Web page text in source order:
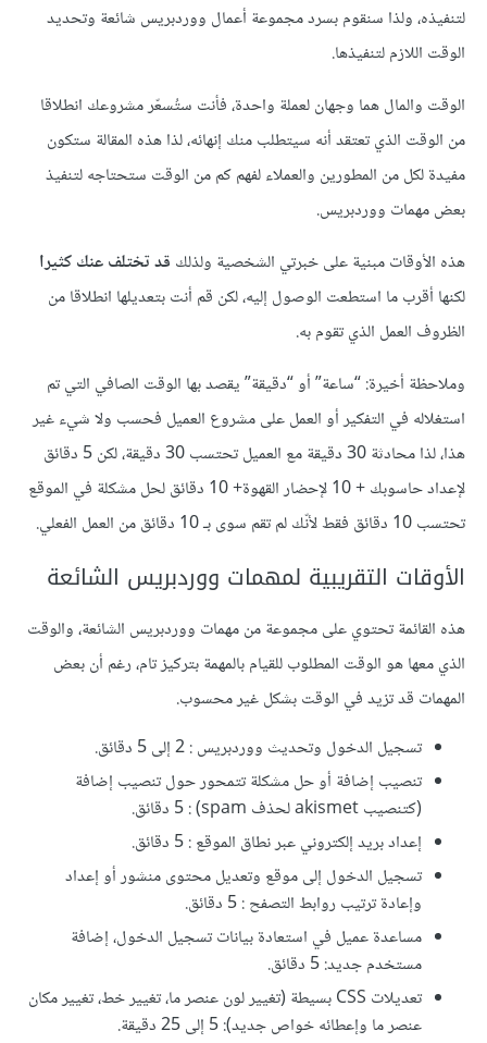
لتنفيذه، ولذا سنقوم بسرد مجموعة أعمال ووردبريس شائعة وتحديد
الوقت اللازم لتنفيذها.
الوقت والمال هما وجهان لعملة واحدة، فأنت ستُسعّر مشروعك انطلاقا
من الوقت الذي تعتقد أنه سيتطلب منك إنهائه، لذا هذه المقالة ستكون
مفيدة لكل من المطورين والعملاء لفهم كم من الوقت ستحتاجه لتنفيذ
بعض مهمات ووردبريس.
هذه الأوقات مبنية على خبرتي الشخصية ولذلك قد تختلف عنك كثيرا
لكنها أقرب ما استطعت الوصول إليه، لكن قم أنت بتعديلها انطلاقا من
الظروف العمل الذي تقوم به.
وملاحظة أخيرة: “ساعة” أو “دقيقة” يقصد بها الوقت الصافي التي تم
استغلاله في التفكير أو العمل على مشروع العميل فحسب ولا شيء غير
هذا، لذا محادثة 30 دقيقة مع العميل تحتسب 30 دقيقة، لكن 5 دقائق
لإعداد حاسوبك + 10 لإحضار القهوة+ 10 دقائق لحل مشكلة في الموقع
تحتسب 10 دقائق فقط لأنّك لم تقم سوى بـ 10 دقائق من العمل الفعلي.
الأوقات التقريبية لمهمات ووردبريس الشائعة
هذه القائمة تحتوي على مجموعة من مهمات ووردبريس الشائعة، والوقت
الذي معها هو الوقت المطلوب للقيام بالمهمة بتركيز تام، رغم أن بعض
المهمات قد تزيد في الوقت بشكل غير محسوب.
تسجيل الدخول وتحديث ووردبريس : 2 إلى 5 دقائق.
تنصيب إضافة أو حل مشكلة تتمحور حول تنصيب إضافة
(كتنصيب akismet لحذف spam) : 5 دقائق.
إعداد بريد إلكتروني عبر نطاق الموقع : 5 دقائق.
تسجيل الدخول إلى موقع وتعديل محتوى منشور أو إعداد
وإعادة ترتيب روابط التصفح : 5 دقائق.
مساعدة عميل في استعادة بيانات تسجيل الدخول، إضافة
مستخدم جديد: 5 دقائق.
تعديلات CSS بسيطة (تغيير لون عنصر ما، تغيير خط، تغيير مكان
عنصر ما وإعطائه خواص جديد): 5 إلى 25 دقيقة.